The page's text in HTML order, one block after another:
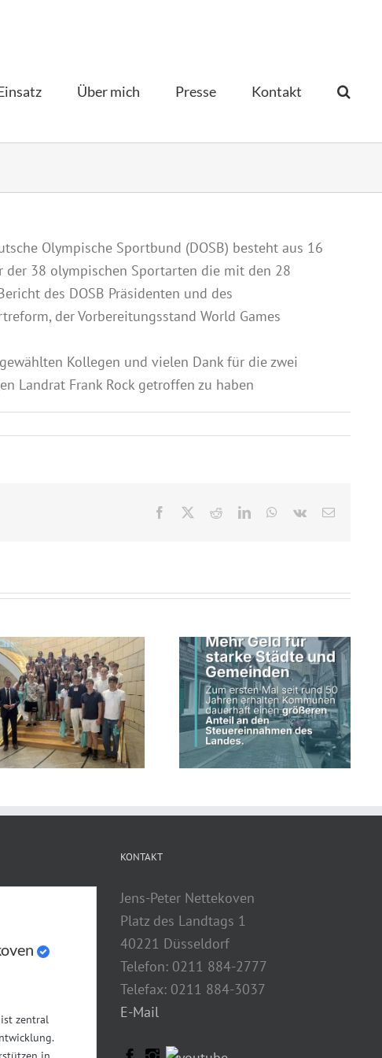
Über mich Presse Kontakt­
Olympische Sportbund (DOSB) besteht aus 16
der 38 olympischen Sportarten die mit den 28
des DOSB Präsidenten und des
der Vorbereitungsstand World Games
Kollegen und vielen Dank für die zwei
Landrat Frank Rock getroffen zu haben
Facebook RedditLinkedInWhatsApp
Vk
E-
Schwarz-grüne
Landesregierung erhöht
kommunalen Anteil an
Steuereinnahmen des Landes
Land fördert kommunale
Straßeninfrastruktur
zentral
KONTAKT
Jens-Peter Nettekoven
Platz des Landtags 1
40221 Düsseldorf
Telefon: 0211 884-2777
Telefax: 0211 884-3037
E-Mail